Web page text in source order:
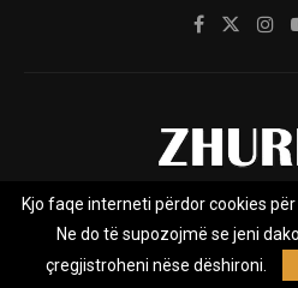
Rreth nesh Impresumi
Privacy
Kjo faqe interneti përdor cookies
Ne do të supozojmë se jeni
çregjistroheni nëse dëshironi.